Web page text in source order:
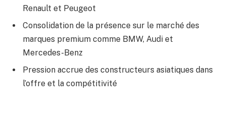
Renault et Peugeot
Consolidation de la présence sur le marché des
marques premium comme BMW, Audi et
Mercedes-Benz
Pression accrue des constructeurs asiatiques dans
l’offre et la compétitivité